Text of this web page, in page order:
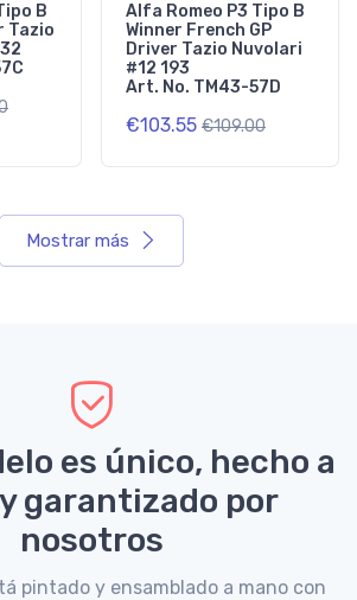
B
Tazio
Alfa Romeo P3 Tipo B
Winner French GP
Driver Tazio Nuvolari
#12 193
Art. No. TM43-57D
€103.55 €109.00
Mostrar más
es único, hecho a
garantizado por
nosotros
pintado y ensamblado a mano con